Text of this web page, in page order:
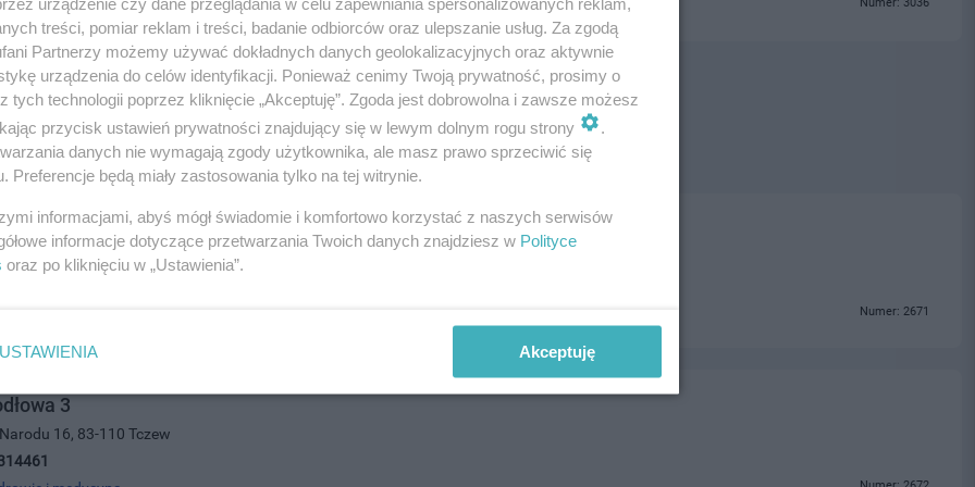
i medycyna Numer: 3036
2
37, 83-110 Tczew
Numer: 2671
3
16, 83-110 Tczew
treści, pomiar reklam i treści, badanie odbiorców oraz ulepszanie usług. Za zgodą
Partnerzy możemy używać dokładnych danych geolokalizacyjnych oraz aktywnie
urządzenia do celów identyfikacji. Ponieważ cenimy Twoją prywatność, prosimy o
tych technologii poprzez kliknięcie „Akceptuję”. Zgoda jest dobrowolna i zawsze możesz
przycisk ustawień prywatności znajdujący się w lewym dolnym rogu strony
.
danych nie wymagają zgody użytkownika, ale masz prawo sprzeciwić się
Preferencje będą miały zastosowania tylko na tej witrynie.
informacjami, abyś mógł świadomie i komfortowo korzystać z naszych serwisów
informacje dotyczące przetwarzania Twoich danych znajdziesz w Polityce
oraz po kliknięciu w „Ustawienia”.
USTAWIENIA Akceptuję